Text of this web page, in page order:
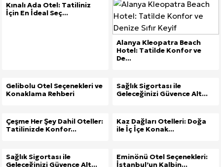
Kınalı Ada Otel: Tatiliniz
İçin En İdeal Seç...
Alanya Kleopatra Beach
Hotel: Tatilde Konfor ve
De...
Gelibolu Otel Seçenekleri ve
Konaklama Rehberi
Sağlık Sigortası ile
Geleceğinizi Güvence Alt...
Çeşme Her Şey Dahil Oteller:
Tatilinizde Konfor...
Kaz Dağları Otelleri: Doğa
ile İç İçe Konak...
Sağlık Sigortası ile
Geleceğinizi Güvence Alt...
Eminönü Otel Seçenekleri:
İstanbul’un Kalbin...